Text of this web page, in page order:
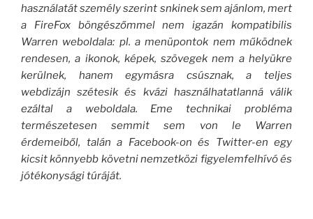
használatát személy szerint snkinek sem ajánlom, mert
a FireFox böngészőmmel nem igazán kompatibilis
Warren weboldala: pl. a menüpontok nem működnek
rendesen, a ikonok, képek, szövegek nem a helyükre
kerülnek, hanem egymásra csúsznak, a teljes
webdizájn szétesik és kvázi használhatatlanná válik
ezáltal a weboldala. Eme technikai probléma
természetesen semmit sem von le Warren
érdemeiből, talán a Facebook-on és Twitter-en egy
kicsit könnyebb követni nemzetközi figyelemfelhívó és
jótékonysági túráját.